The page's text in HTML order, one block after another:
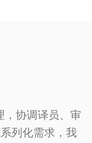
，协调译员、审
列化需求，我